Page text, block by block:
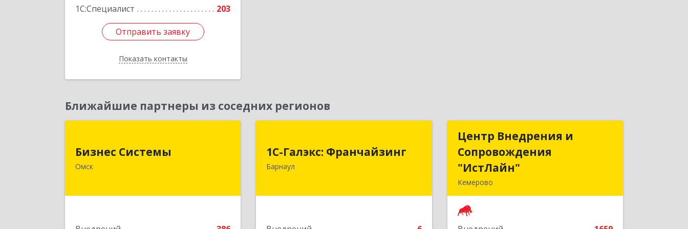
1С:Специалист
203
Отправить заявку
Показать контакты
Отправить заявку
Назад
Ближайшие партнеры из соседних регионов
Бизнес Системы
Омск
Т.К.Щербанева ул, дом № 35, оф.703
Подробнее
1С-Галэкс: Франчайзинг
Барнаул
656015, Алтайский край, Барнаул г,
Деповская ул, дом № 7, каб.А-105
Подробнее
Центр Внедрения и
Сопровождения
"ИстЛайн"
Кемерово
Центр Внедрения и
Сопровождения
Кемерово г, Мичурина ул, дом № 13А,